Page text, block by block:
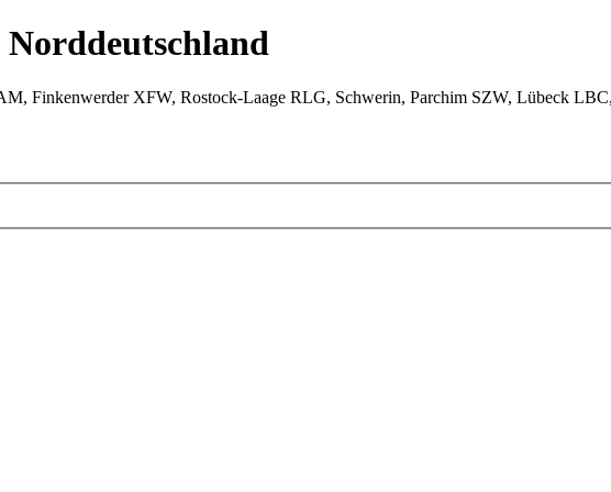
Finkenwerder XFW, Rostock-Laage RLG, Schwerin, Parchim SZW, Lübeck